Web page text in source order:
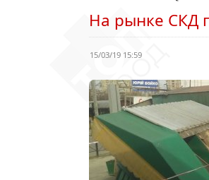
На рынке СКД
15/03/19 15:59